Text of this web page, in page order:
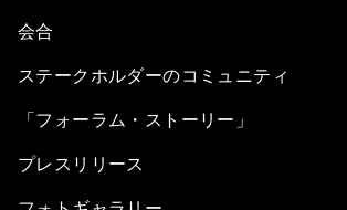
会合
ステークホルダーのコミュニティ
「フォーラム・ストーリー」
プレスリリース